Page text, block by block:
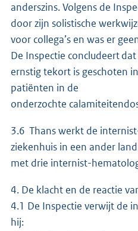
anderszins. Volgens de
door zijn solistische
voor collega’s en was er
De Inspectie concludeert
ernstig tekort is geschoten
patiënten in de
onderzochte
3.6 Thans werkt de
ziekenhuis in een ander
met drie internist-
4. De klacht en de reactie
4.1 De Inspectie verwijt de
hij: